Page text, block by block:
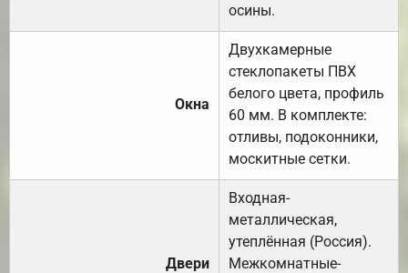
осины.
Окна
Двухкамерные
стеклопакеты ПВХ
белого цвета, профиль
60 мм. В комплекте:
отливы, подоконники,
москитные сетки.
Двери
Входная-
металлическая,
утеплённая (Россия).
Межкомнатные-